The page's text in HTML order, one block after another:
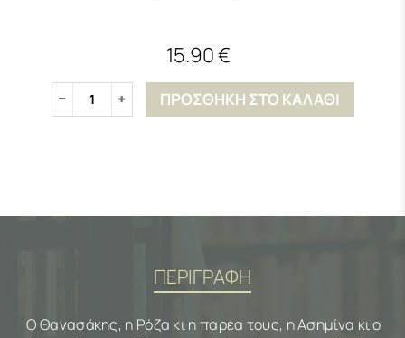
15.90 €
1 ΠΡΟΣΘΗΚΗ ΣΤΟ ΚΑΛΑΘΙ
ΠΕΡΙΓΡΑΦΗ
Ο Θανασάκης, η Ρόζα κι η παρέα τους, η Ασημίνα κι ο